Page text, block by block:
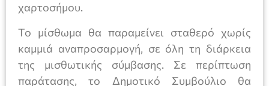
χαρτοσήμου.
Το μίσθωμα θα παραμείνει σταθερό χωρίς
καμμιά αναπροσαρμογή, σε όλη τη διάρκεια
της μισθωτικής σύμβασης. Σε περίπτωση
παράτασης, το Δημοτικό Συμβούλιο θα